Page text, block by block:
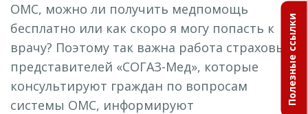
ОМС, можно ли получить медпомощь
бесплатно или как скоро я могу попасть к
врачу? Поэтому так важна работа страховых
представителей «СОГАЗ-Мед», которые
консультируют граждан по вопросам
системы ОМС, информируют
Полезные ссылки